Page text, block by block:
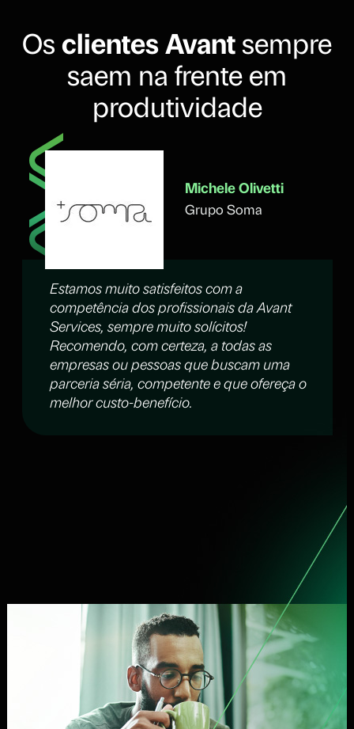
Os clientes Avant sempre
saem na frente em
produtividade
Michele Olivetti
Grupo Soma
Estamos muito satisfeitos com a
competência dos profissionais da Avant
Services, sempre muito solícitos!
Recomendo, com certeza, a todas as
empresas ou pessoas que buscam uma
parceria séria, competente e que ofereça o
melhor custo-benefício.